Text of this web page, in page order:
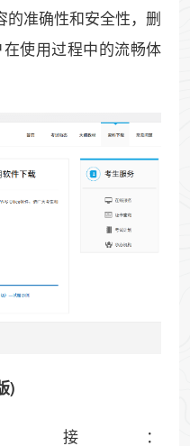
准确性和安全性，删
使用过程中的流畅体
)
接：